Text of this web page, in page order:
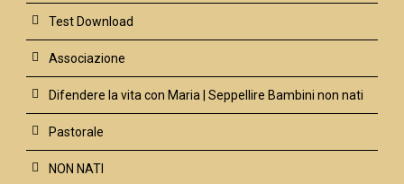
Test Download
Associazione
Difendere la vita con Maria | Seppellire Bambini non nati
Pastorale
NON NATI